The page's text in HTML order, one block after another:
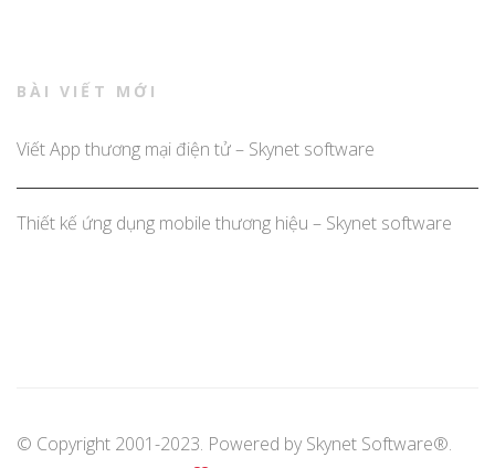
BÀI VIẾT MỚI
Viết App thương mại điện tử – Skynet software
Thiết kế ứng dụng mobile thương hiệu – Skynet software
© Copyright 2001-2023. Powered by Skynet Software®.